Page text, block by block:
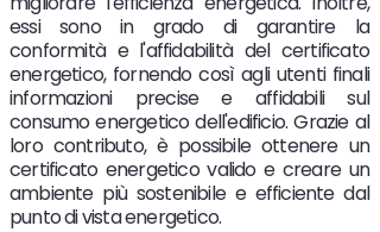
essi sono in grado di garantire la
conformità e l'affidabilità del certificato
energetico, fornendo così agli utenti finali
informazioni precise e affidabili sul
consumo energetico dell'edificio. Grazie al
loro contributo, è possibile ottenere un
certificato energetico valido e creare un
ambiente più sostenibile e efficiente dal
punto di vista energetico.